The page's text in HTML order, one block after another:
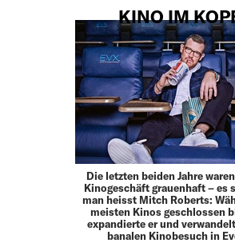
KINO IM
Die letzten beiden Jahre
Kinogeschäft grauenhaft – es
man heisst Mitch Roberts:
meisten Kinos geschlossen
expandierte er und
banalen Kinobesuch in